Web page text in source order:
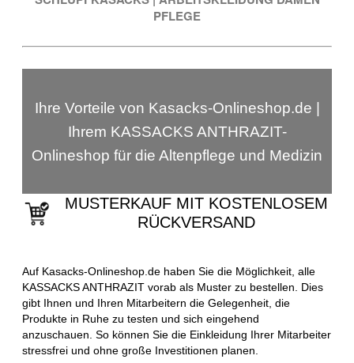
PFLEGE
Ihre Vorteile von Kasacks-Onlineshop.de |
Ihrem KASSACKS ANTHRAZIT-
Onlineshop für die Altenpflege und Medizin
MUSTERKAUF MIT KOSTENLOSEM
RÜCKVERSAND
Auf Kasacks-Onlineshop.de haben Sie die Möglichkeit, alle
KASSACKS ANTHRAZIT vorab als Muster zu bestellen. Dies
gibt Ihnen und Ihren Mitarbeitern die Gelegenheit, die
Produkte in Ruhe zu testen und sich eingehend
anzuschauen. So können Sie die Einkleidung Ihrer Mitarbeiter
stressfrei und ohne große Investitionen planen.